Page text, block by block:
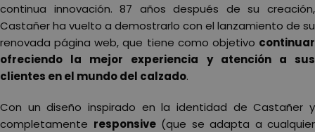
continua innovación. 87 años después de su creación,
Castañer ha vuelto a demostrarlo con el lanzamiento de su
renovada página web, que tiene como objetivo continuar
ofreciendo la mejor experiencia y atención a sus
clientes en el mundo del calzado.
Con un diseño inspirado en la identidad de Castañer y
completamente responsive(que se adapta a cualquier